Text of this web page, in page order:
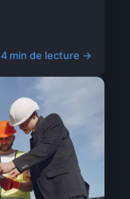
4 min de lecture →